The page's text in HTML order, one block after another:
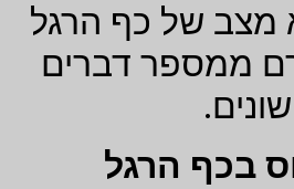
מצב של כף הרגל
ממספר דברים
שונים.
בכף הרגל